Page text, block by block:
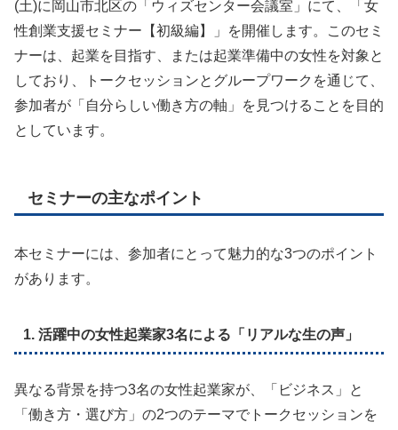
(土)に岡山市北区の「ウィズセンター会議室」にて、「女
性創業支援セミナー【初級編】」を開催します。このセミ
ナーは、起業を目指す、または起業準備中の女性を対象と
しており、トークセッションとグループワークを通じて、
参加者が「自分らしい働き方の軸」を見つけることを目的
としています。
セミナーの主なポイント
本セミナーには、参加者にとって魅力的な3つのポイント
があります。
1. 活躍中の女性起業家3名による「リアルな生の声」
異なる背景を持つ3名の女性起業家が、「ビジネス」と
「働き方・選び方」の2つのテーマでトークセッションを